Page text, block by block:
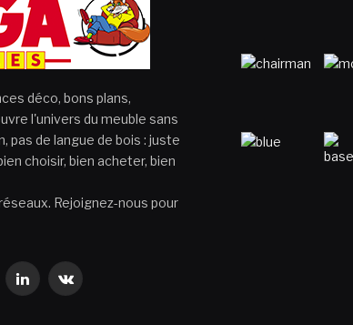
déco, bons plans,
l'univers du meuble sans
pas de langue de bois : juste
choisir, bien acheter, bien
Rejoignez-nous pour
LinkedInVKontakte